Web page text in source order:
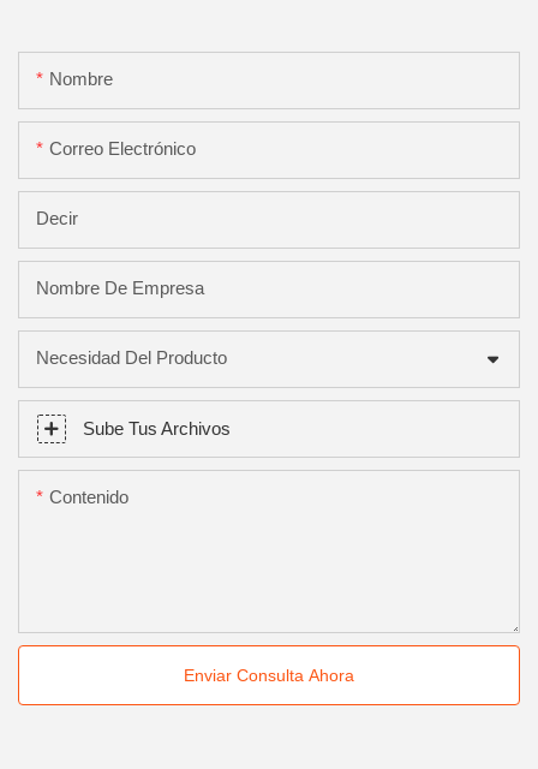
Nombre
Correo Electrónico
Decir
Nombre De Empresa
Necesidad Del Producto
Sube Tus Archivos
Contenido
Enviar Consulta Ahora